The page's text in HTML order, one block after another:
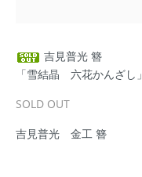
吉見普光 簪
「雪結晶 六花かんざし」
SOLD OUT
吉見普光 金工 簪